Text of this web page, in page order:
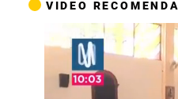
VIDEO